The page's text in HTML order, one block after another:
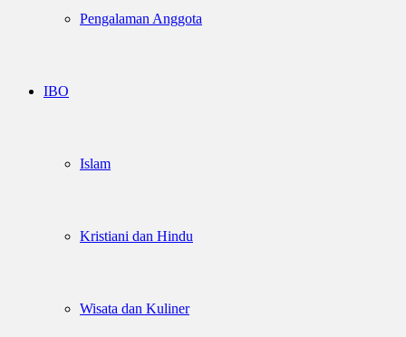
Pengalaman Anggota
IBO
Islam
Kristiani dan Hindu
Wisata dan Kuliner